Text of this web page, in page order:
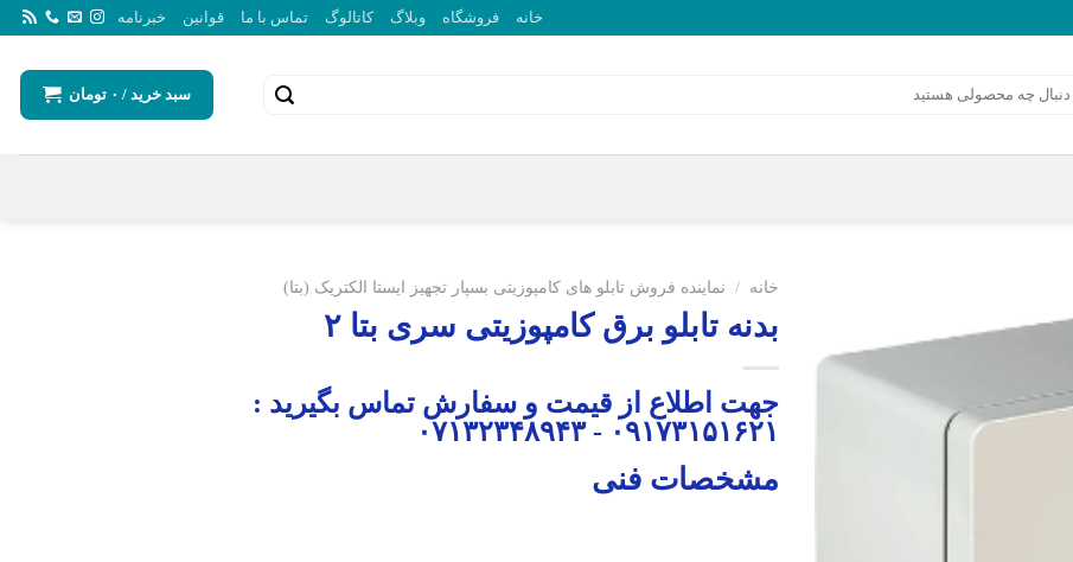
خانه فروشگاه وبلاگ کاتالوگ تماس با ما قوانین خبرنامه
سبد خرید / ۰ تومان
خانه / نماینده فروش تابلو های کامپوزیتی بسپار تجهیز ایستا الکتریک (بتا)
بدنه تابلو برق کامپوزیتی سری بتا ۲
جهت اطلاع از قیمت و سفارش تماس بگیرید :
۰۹۱۷۳۱۵۱۶۲۱ - ۰۷۱۳۲۳۴۸۹۴۳
مشخصات فنی